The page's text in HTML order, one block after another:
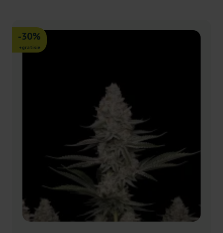
-30%
+gratisie